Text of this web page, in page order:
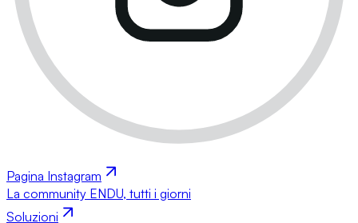
Pagina Instagram
La community ENDU, tutti i giorni
Soluzioni